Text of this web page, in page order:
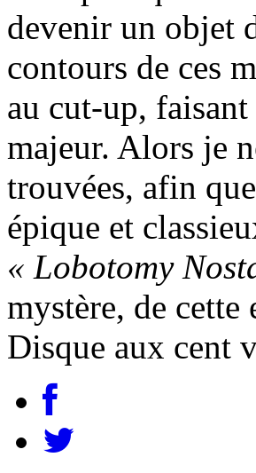
devenir un objet
contours de ces
au cut-up,
majeur. Alors je
trouvées, afin
épique et
« Lobotomy
mystère, de
Disque aux cent